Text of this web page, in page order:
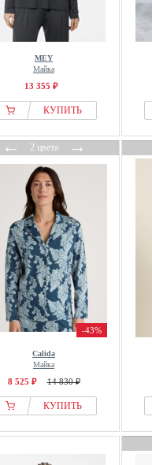
MEY
Майка
13 355 ₽
КУПИТЬ
←2 цвета→
-43%
Calida
Майка
8 525 ₽ 14 830 ₽
КУПИТЬ